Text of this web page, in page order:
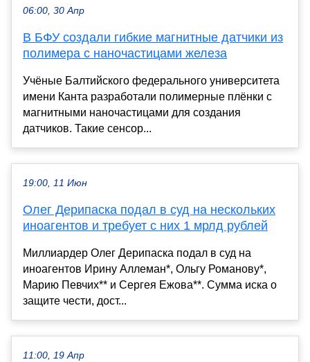
06:00, 30 Апр
В БФУ создали гибкие магнитные датчики из
полимера с наночастицами железа
Учёные Балтийского федерального университета
имени Канта разработали полимерные плёнки с
магнитными наночастицами для создания
датчиков. Такие сенсор...
19:00, 11 Июн
Олег Дерипаска подал в суд на нескольких
иноагентов и требует с них 1 мрлд рублей
Миллиардер Олег Дерипаска подал в суд на
иноагентов Ирину Аллеман*, Ольгу Романову*,
Марию Певчих** и Сергея Ежова**. Сумма иска о
защите чести, дост...
11:00, 19 Апр